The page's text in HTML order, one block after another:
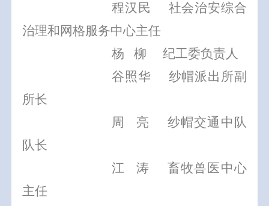
程汉民
社会治安综合
治理和网格服务中心主任
杨
柳
纪工委负责人
谷照华
纱帽派出所副
所长
周
亮
纱帽交通中队
队长
江
涛
畜牧兽医中心
主任